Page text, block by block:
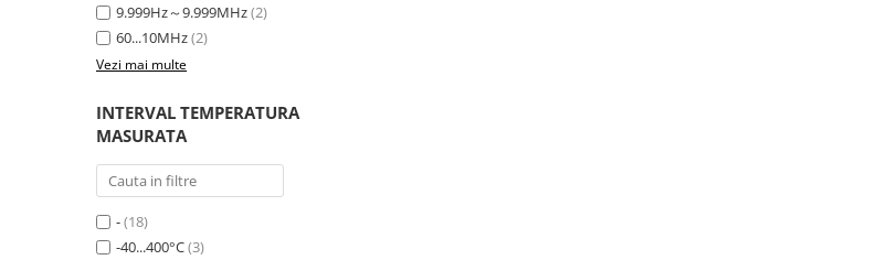
9.999Hz～9.999MHz(2)
60...10MHz(2)
Vezi mai multe
INTERVAL TEMPERATURA
MASURATA
-(18)
-40...400°C(3)